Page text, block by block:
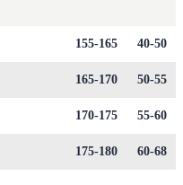
155-165 40-50
165-170 50-55
170-175 55-60
175-180 60-68